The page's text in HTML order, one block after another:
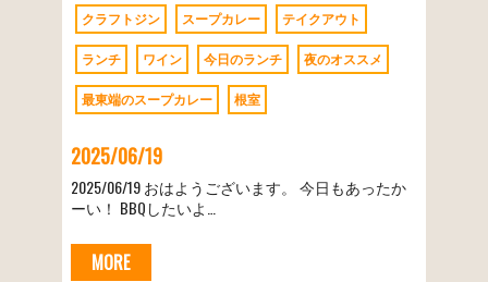
クラフトジン スープカレー テイクアウト
ランチ ワイン 今日のランチ 夜のオススメ
最東端のスープカレー 根室
2025/06/19
2025/06/19 おはようございます。 今日もあったか
ーい！ BBQしたいよ…
MORE